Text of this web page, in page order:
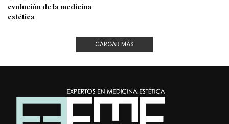
evolución de la medicina
estética
CARGAR MÁS